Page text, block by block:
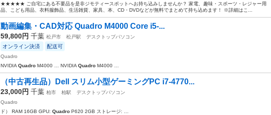
★★★★★ ご自宅にある不要品を是非ジモティースポットへお持ち込みしませんか？ 家電、趣味・スポーツ・レジャー用
品、こども用品、衣料服飾品、生活雑貨、家具、本、CD・DVDなどが無料でまとめて持ち込めます！ ※詳細はこ...
動画編集・CAD対応 Quadro M4000 Core i5-...
59,800円 千葉 松戸市 松戸駅 デスクトップパソコン
オンライン決済 配送可
Quadro
NVIDIA Quadro M4000 … NVIDIA Quadro M4000 …
（中古再生品）Dell スリム小型ゲーミングPC i7-4770...
23,000円 千葉 柏市 柏駅
デスクトップパソコン
Quadro
ド） RAM 16GB GPU: Quadro P620 2GB ストレージ: …